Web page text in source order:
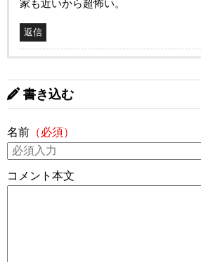
家も近いから超怖い。
返信
書き込む
名前 （必須）
コメント本文